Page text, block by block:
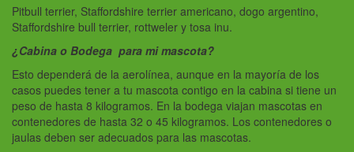
Pitbull terrier, Staffordshire terrier americano, dogo argentino,
Staffordshire bull terrier, rottweler y tosa inu.
¿Cabina o Bodega para mi mascota?
Esto dependerá de la aerolínea, aunque en la mayoría de los
casos puedes tener a tu mascota contigo en la cabina si tiene un
peso de hasta 8 kilogramos. En la bodega viajan mascotas en
contenedores de hasta 32 o 45 kilogramos. Los contenedores o
jaulas deben ser adecuados para las mascotas.